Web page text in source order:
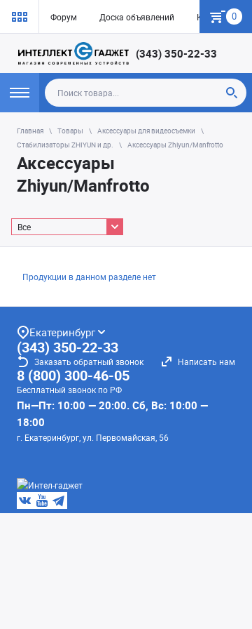
Форум Доска объявлений Как купить
0
(343) 350-22-33
Главная Товары
Аксессуары для видеосъемки
Стабилизаторы ZHIYUN и др.
Аксессуары Zhiyun/Manfrotto
Аксессуары
Zhiyun/Manfrotto
Все
Продукции в данном разделе нет
Екатеринбург
(343) 350-22-33
Заказать обратный звонок Написать нам
8 (800) 300-46-05
Бесплатный звонок по РФ
Пн—Пт: 10:00 — 20:00. Сб, Вс: 10:00 —
18:00
г. Екатеринбург, ул. Первомайская, 56
Любое несоответствие информации о продукте на